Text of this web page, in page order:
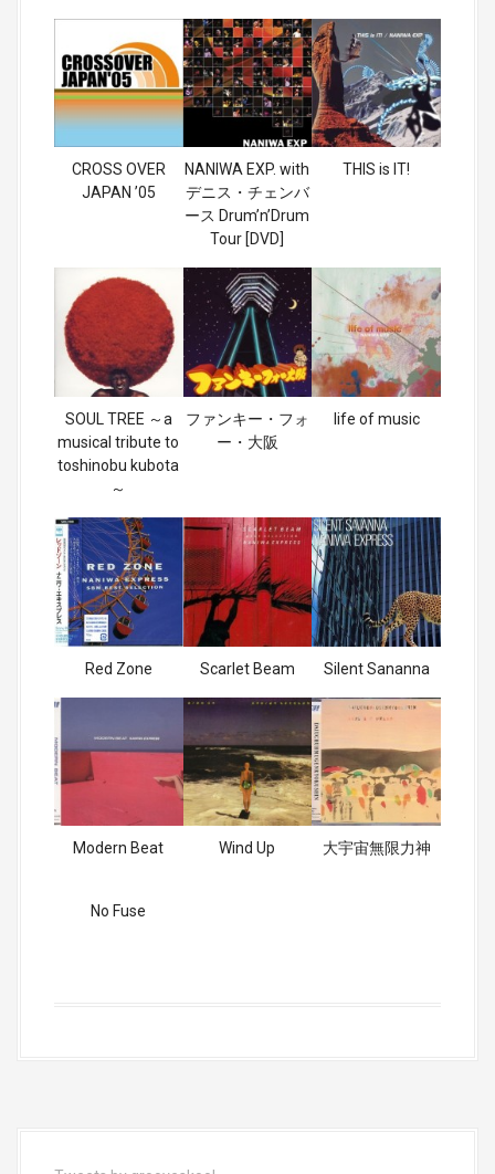
CROSS OVER
JAPAN ’05
NANIWA EXP. with
デニス・チェンバ
ース Drum’n’Drum
Tour [DVD]
THIS is IT!
SOUL TREE ～a
musical tribute to
toshinobu kubota
～
ファンキー・フォ
ー・大阪
life of music
Red Zone Scarlet Beam Silent Sananna
Modern Beat Wind Up 大宇宙無限力神
No Fuse